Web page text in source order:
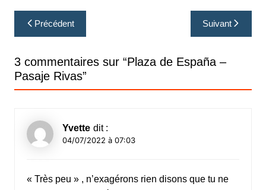
Navigation
de
l’article
Précédent Suivant
3 commentaires sur “Plaza de España –
Pasaje Rivas”
Yvette dit :
04/07/2022 à 07:03
« Très peu » , n’exagérons rien disons que tu ne